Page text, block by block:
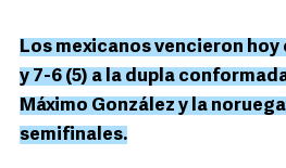
Los mexicanos vencieron hoy
y 7-6 (5) a la dupla
Máximo González y la
semifinales.